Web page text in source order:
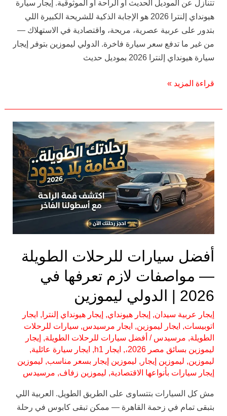
تتنازل عن الموديل الحديث أو الراحة أو الموثوقية. إيجار سيارة
هيونداي إلنترا 2026 هو الإجابة الذكية للشريحة الكبيرة اللي
بتدور على عربية عصرية، مريحة، واقتصادية في الاستهلاك —
من غير ما تدفع سعر سيارة فاخرة. الدولي ليموزين بتوفر إيجار
سيارة هيونداي إلنترا 2026 بموديل حديث
قراءة المزيد »
أفضل سيارات للرحلات الطويلة
— مواصفات لازم تعرفها في
2026 | الدولي ليموزين
إيجار عربية سيدان, إيجار هيونداي, إيجار هيونداي إلنترا , ايجار
اتوبيسات, ايجار ليموزين, ايجار مرسيدس, سيارات للرحلات
الطويلة, مرسيدس / أفضل سيارات للرحلات الطويلة, إيجار
ليموزين بسائق مصر 2026،
, ايجار h1 , ايجار سيارة عائلية,
ليموزين, ليموزين إيجار , ليموزين إيجار بسعر مناسب, ليموزين
إيجار سيارات بأنواعها الاقتصادية, ليموزين زفاف, مرسيدس
مش كل السيارات بتتساوى على الطريق الطويل. العربية اللي
بتبقى تمام في زحمة القاهرة — ممكن تبقى كابوس في رحلة
أفضل
سيارات
للرحلات
الطويلة
—
مواصفات
لازم
تعرفها
2026
الدولي
ليموزين